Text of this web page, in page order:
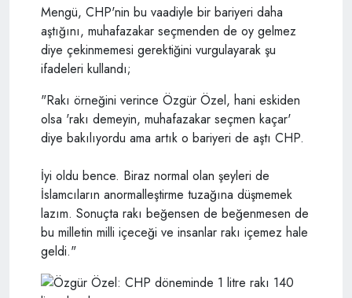
Mengü, CHP'nin bu vaadiyle bir bariyeri daha
aştığını, muhafazakar seçmenden de oy gelmez
diye çekinmemesi gerektiğini vurgulayarak şu
ifadeleri kullandı;
"Rakı örneğini verince Özgür Özel, hani eskiden
olsa 'rakı demeyin, muhafazakar seçmen kaçar'
diye bakılıyordu ama artık o bariyeri de aştı CHP.
İyi oldu bence. Biraz normal olan şeyleri de
İslamcıların anormalleştirme tuzağına düşmemek
lazım. Sonuçta rakı beğensen de beğenmesen de
bu milletin milli içeceği ve insanlar rakı içemez hale
geldi."